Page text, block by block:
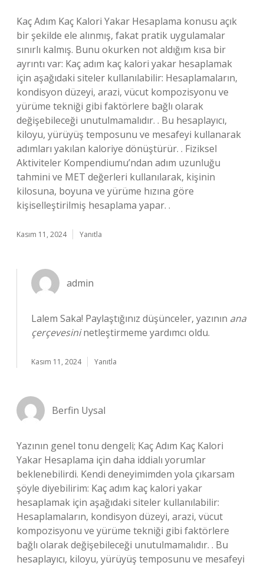
Kaç Adım Kaç Kalori Yakar Hesaplama konusu açık
bir şekilde ele alınmış, fakat pratik uygulamalar
sınırlı kalmış. Bunu okurken not aldığım kısa bir
ayrıntı var: Kaç adım kaç kalori yakar hesaplamak
için aşağıdaki siteler kullanılabilir: Hesaplamaların,
kondisyon düzeyi, arazi, vücut kompozisyonu ve
yürüme tekniği gibi faktörlere bağlı olarak
değişebileceği unutulmamalıdır. . Bu hesaplayıcı,
kiloyu, yürüyüş temposunu ve mesafeyi kullanarak
adımları yakılan kaloriye dönüştürür. . Fiziksel
Aktiviteler Kompendiumu’ndan adım uzunluğu
tahmini ve MET değerleri kullanılarak, kişinin
kilosuna, boyuna ve yürüme hızına göre
kişiselleştirilmiş hesaplama yapar. .
Kasım 11, 2024 Yanıtla
admin
Lalem Saka! Paylaştığınız düşünceler, yazının ana
çerçevesininetleştirmeme yardımcı oldu.
Kasım 11, 2024 Yanıtla
Berfin Uysal
Yazının genel tonu dengeli; Kaç Adım Kaç Kalori
Yakar Hesaplama için daha iddialı yorumlar
beklenebilirdi. Kendi deneyimimden yola çıkarsam
şöyle diyebilirim: Kaç adım kaç kalori yakar
hesaplamak için aşağıdaki siteler kullanılabilir:
Hesaplamaların, kondisyon düzeyi, arazi, vücut
kompozisyonu ve yürüme tekniği gibi faktörlere
bağlı olarak değişebileceği unutulmamalıdır. . Bu
hesaplayıcı, kiloyu, yürüyüş temposunu ve mesafeyi